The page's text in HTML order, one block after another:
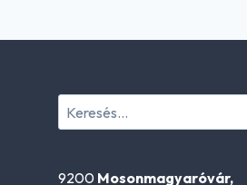
Keresés:
9200 Mosonmagyaróvár,